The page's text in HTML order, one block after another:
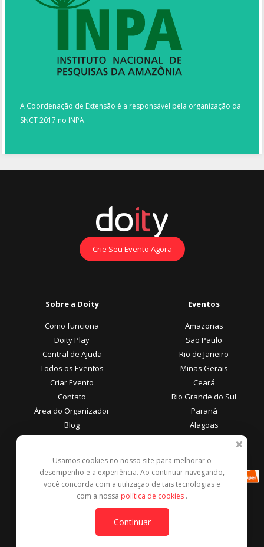
A Coordenação de Extensão é a responsável pela organização da
SNCT 2017 no INPA.
Crie Seu Evento Agora
Sobre a Doity
Como funciona
Doity Play
Central de Ajuda
Todos os Eventos
Criar Evento
Contato
Área do Organizador
Blog
Eventos
Amazonas
São Paulo
Rio de Janeiro
Minas Gerais
Ceará
Rio Grande do Sul
Paraná
Alagoas
Área do Participante
Central de Ajuda
Denunciar este evento
Formas de Pagamento
Usamos cookies no nosso site para melhorar o
desempenho e a experiência. Ao continuar navegando,
você concorda com a utilização de tais tecnologias e
com a nossa política de cookies .
Continuar